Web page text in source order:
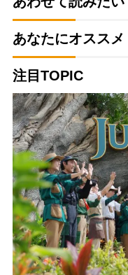
あなたにオススメ
注目TOPIC